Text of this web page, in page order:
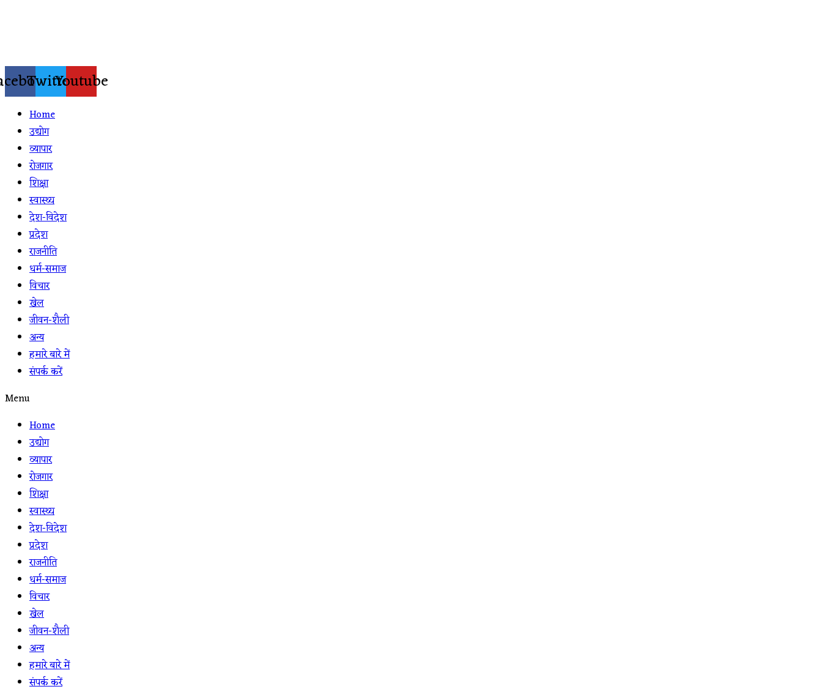
TwitterYoutube
Home
उद्योग
व्यापार
रोजगार
शिक्षा
स्वास्थ्य
देश-विदेश
प्रदेश
राजनीति
धर्म-समाज
विचार
खेल
जीवन-शैली
अन्य
हमारे बारे में
संपर्क करें
Menu
Home
उद्योग
व्यापार
रोजगार
शिक्षा
स्वास्थ्य
देश-विदेश
प्रदेश
राजनीति
धर्म-समाज
विचार
खेल
जीवन-शैली
अन्य
हमारे बारे में
संपर्क करें